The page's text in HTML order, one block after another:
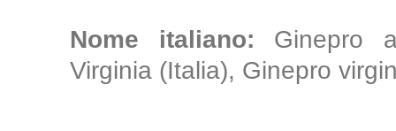
Nome italiano: Ginepro
Virginia (Italia), Ginepro